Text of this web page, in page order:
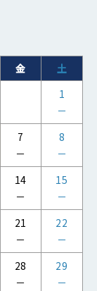
金
土
1
－
7
－
8
－
14
－
15
－
21
－
22
－
28
－
29
－